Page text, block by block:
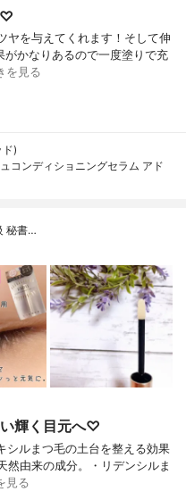
♡
ヤを与えてくれます！そして伸
かなりあるので一度塗りで充
を見る
)
コンディショニングセラム アド
秘書…
い輝く目元へ♡
シルまつ毛の土台を整える効果
然由来の成分。・リデンシルま
見る